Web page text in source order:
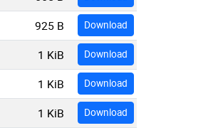
925 B Download
1 KiB Download
1 KiB Download
1 KiB Download